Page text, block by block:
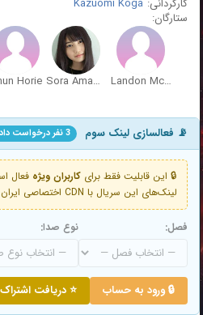
کارگردانی: Kazuomi Koga
ستارگان:
Landon McDonald
Sora Amamiya
Horie
📡 فعالسازی لینک سوم 3 نفر درخواست داده
🔒 این قابلیت فقط برای کاربران ویژه
لینک‌های این سریال با CDN اختصاصی ایران را ثبت کنید و دقایقی بعد به لینک سوم آن دسترسی خواهید داشت
فصل: نوع صدا:
🔒 ورود به حساب ⭐ دریافت